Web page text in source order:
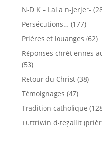
N-D K – Lalla n-Jerjer-
Persécutions… (177)
Prières et louanges (62)
Réponses chrétiennes
(53)
Retour du Christ(38)
Témoignages (47)
Tradition catholique
Tuttriwin d-teẓallit